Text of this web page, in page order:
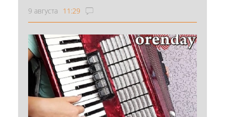
9 августа 11:29